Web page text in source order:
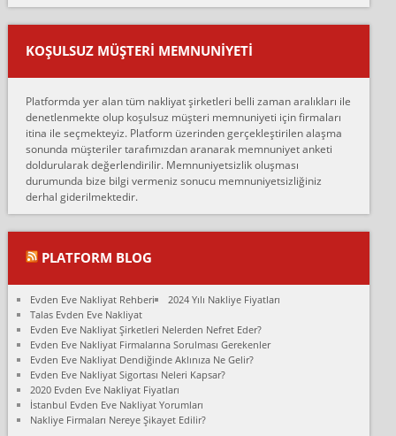
mehmet güldü:
Ankara ALİCANLAR NAKLİYAT Tutarsız ve ticari ahlak problemleri
var verdikleri fiyat teklifini arttırdılar. Sonrasında taşıma gününde
oldukça tutarsı...
Ankara Alicanlar naklyat tel 5465524025. 2600 TL'ye ankaradan
Konya ya Alicanlar naklyat la anlaştık bu şahıs evin taşınacağı gün
fiyatın mazoto gele...
Fatih kokmese:
Diyarbakır dan eşyamı getirtmek için anlaştım sözleşme yaptım.
Son anda fiyat artırdılar.. mecburiyetten tasittim.. bu kişiler ağrılı
Ali:
olduk. Asansörlü dediler sonra uraya asansör kurulmaz dediler
fark istediler. ortada asa...
Nimet:
Ben 2021 Ağustos ilk haftası Evimi taşıdım yani İstanbul'un bir
Mahallesi'nden bir başka Mahallesi'ne yani Ümraniye bölgesinde
oturuyorum önceleri ara...
Nimet Köse:
Merhaba ben 2021 Ağustos ilk haftası evimi Ümraniye'den Çok
KOŞULSUZ MÜŞTERI MEMNUNIYETI
Platformda yer alan tüm nakliyat şirketleri belli zaman aralıkları ile
denetlenmekte olup koşulsuz müşteri memnuniyeti için firmaları
itina ile seçmekteyiz. Platform üzerinden gerçekleştirilen alaşma
sonunda müşteriler tarafımızdan aranarak memnuniyet anketi
doldurularak değerlendirilir. Memnuniyetsizlik oluşması
durumunda bize bilgi vermeniz sonucu memnuniyetsizliğiniz
derhal giderilmektedir.
PLATFORM BLOG
Evden Eve Nakliyat Rehberi
2024 Yılı Nakliye Fiyatları
Talas Evden Eve Nakliyat
Evden Eve Nakliyat Şirketleri Nelerden Nefret Eder?
Evden Eve Nakliyat Firmalarına Sorulması Gerekenler
Evden Eve Nakliyat Dendiğinde Aklınıza Ne Gelir?
Evden Eve Nakliyat Sigortası Neleri Kapsar?
2020 Evden Eve Nakliyat Fiyatları
İstanbul Evden Eve Nakliyat Yorumları
Nakliye Firmaları Nereye Şikayet Edilir?